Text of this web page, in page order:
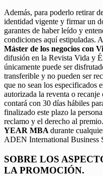
Además, para poderlo retirar
identidad vigente y firmar un
garantes de haber leído y
condiciones aquí estipuladas.
Máster de los negocios con
difusión en la Revista Vida y
únicamente puede ser
transferible y no pueden ser
que no sean los especificados
autorizada la reventa o
contará con 30 días hábiles
finalizado este plazo la
reclamo y el derecho al
YEAR MBA durante
ADEN International Business
SOBRE LOS
LA PROMOCIÓN.